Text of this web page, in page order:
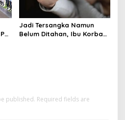
Jadi Tersangka Namun
Belum Ditahan, Ibu Korban
published. Required fields are